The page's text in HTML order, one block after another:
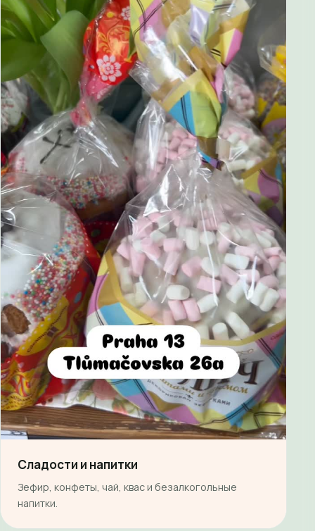
Сладости и напитки
Зефир, конфеты, чай, квас и безалкогольные
напитки.